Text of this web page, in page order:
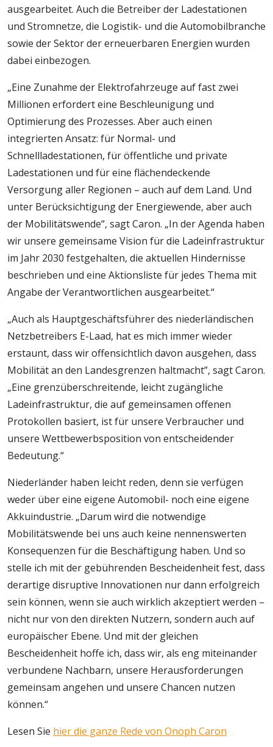
ausgearbeitet. Auch die Betreiber der Ladestationen
und Stromnetze, die Logistik- und die Automobilbranche
sowie der Sektor der erneuerbaren Energien wurden
dabei einbezogen.
„Eine Zunahme der Elektrofahrzeuge auf fast zwei
Millionen erfordert eine Beschleunigung und
Optimierung des Prozesses. Aber auch einen
integrierten Ansatz: für Normal- und
Schnellladestationen, für öffentliche und private
Ladestationen und für eine flächendeckende
Versorgung aller Regionen – auch auf dem Land. Und
unter Berücksichtigung der Energiewende, aber auch
der Mobilitätswende“, sagt Caron. „In der Agenda haben
wir unsere gemeinsame Vision für die Ladeinfrastruktur
im Jahr 2030 festgehalten, die aktuellen Hindernisse
beschrieben und eine Aktionsliste für jedes Thema mit
Angabe der Verantwortlichen ausgearbeitet.“
„Auch als Hauptgeschäftsführer des niederländischen
Netzbetreibers E-Laad, hat es mich immer wieder
erstaunt, dass wir offensichtlich davon ausgehen, dass
Mobilität an den Landesgrenzen haltmacht”, sagt Caron.
„Eine grenzüberschreitende, leicht zugängliche
Ladeinfrastruktur, die auf gemeinsamen offenen
Protokollen basiert, ist für unsere Verbraucher und
unsere Wettbewerbsposition von entscheidender
Bedeutung.“
Niederländer haben leicht reden, denn sie verfügen
weder über eine eigene Automobil- noch eine eigene
Akkuindustrie. „Darum wird die notwendige
Mobilitätswende bei uns auch keine nennenswerten
Konsequenzen für die Beschäftigung haben. Und so
stelle ich mit der gebührenden Bescheidenheit fest, dass
derartige disruptive Innovationen nur dann erfolgreich
sein können, wenn sie auch wirklich akzeptiert werden –
nicht nur von den direkten Nutzern, sondern auch auf
europäischer Ebene. Und mit der gleichen
Bescheidenheit hoffe ich, dass wir, als eng miteinander
verbundene Nachbarn, unsere Herausforderungen
gemeinsam angehen und unsere Chancen nutzen
können.“
Lesen Sie hier die ganze Rede von Onoph Caron